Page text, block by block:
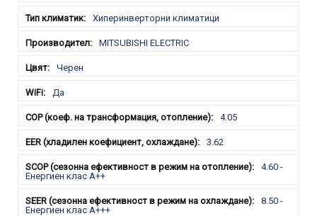
Хиперинверторни климатици
MITSUBISHI ELECTRIC
Черен
Да
4.05
3.62
4.60 -
Енергиен клас A++
8.50 -
Енергиен клас A+++